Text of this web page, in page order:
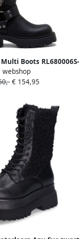
Boots RL680006S-
Zwart
webshop
€ 154,95